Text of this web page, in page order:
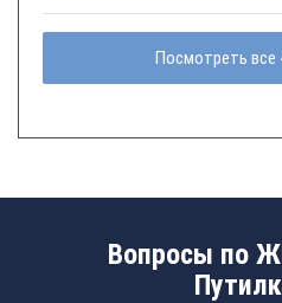
Посмотреть все
Вопросы по